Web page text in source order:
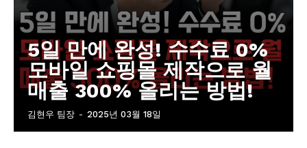
5일 만에 완성! 수수료 0%
모바일 쇼핑몰 제작으로 월
매출 300% 올리는 방법!
김현우 팀장 - 2025년 03월 18일